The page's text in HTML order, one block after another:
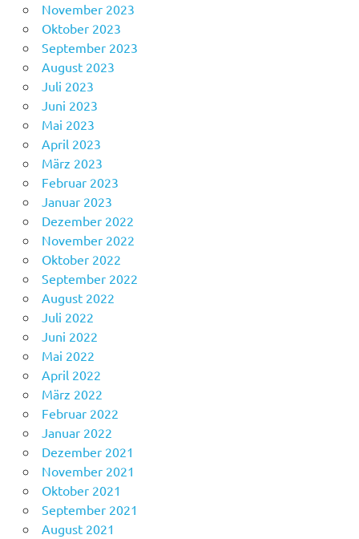
November 2023
Oktober 2023
September 2023
August 2023
Juli 2023
Juni 2023
Mai 2023
April 2023
März 2023
Februar 2023
Januar 2023
Dezember 2022
November 2022
Oktober 2022
September 2022
August 2022
Juli 2022
Juni 2022
Mai 2022
April 2022
März 2022
Februar 2022
Januar 2022
Dezember 2021
November 2021
Oktober 2021
September 2021
August 2021